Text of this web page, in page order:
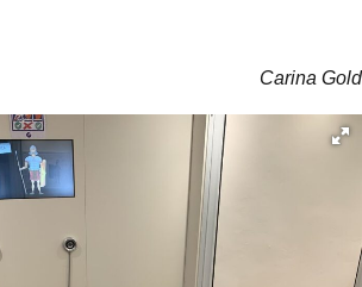
Carina Gold